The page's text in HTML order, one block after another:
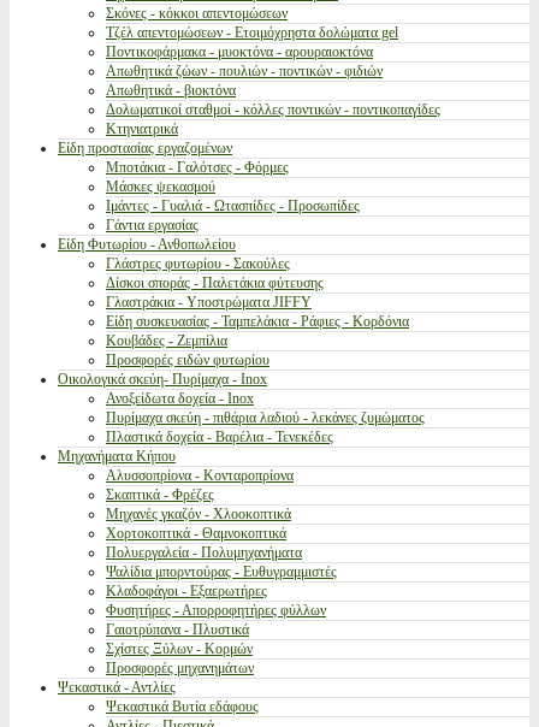
Σκόνες - κόκκοι απεντομώσεων
Τζέλ απεντομώσεων - Ετοιμόχρηστα δολώματα gel
Ποντικοφάρμακα - μυοκτόνα - αρουραιοκτόνα
Απωθητικά ζώων - πουλιών - ποντικών - φιδιών
Απωθητικά - βιοκτόνα
Δολωματικοί σταθμοί - κόλλες ποντικών - ποντικοπαγίδες
Κτηνιατρικά
Είδη προστασίας εργαζομένων
Μποτάκια - Γαλότσες - Φόρμες
Μάσκες ψεκασμού
Ιμάντες - Γυαλιά - Ωτασπίδες - Προσωπίδες
Γάντια εργασίας
Είδη Φυτωρίου - Ανθοπωλείου
Γλάστρες φυτωρίου - Σακούλες
Δίσκοι σποράς - Παλετάκια φύτευσης
Γλαστράκια - Υποστρώματα JIFFY
Είδη συσκευασίας - Ταμπελάκια - Ράφιες - Κορδόνια
Κουβάδες - Ζεμπίλια
Προσφορές ειδών φυτωρίου
Οικολογικά σκεύη- Πυρίμαχα - Inox
Ανοξείδωτα δοχεία - Inox
Πυρίμαχα σκεύη - πιθάρια λαδιού - λεκάνες ζυμώματος
Πλαστικά δοχεία - Βαρέλια - Τενεκέδες
Μηχανήματα Κήπου
Αλυσσοπρίονα - Κονταροπρίονα
Σκαπτικά - Φρέζες
Μηχανές γκαζόν - Χλοοκοπτικά
Χορτοκοπτικά - Θαμνοκοπτικά
Πολυεργαλεία - Πολυμηχανήματα
Ψαλίδια μπορντούρας - Ευθυγραμμιστές
Κλαδοφάγοι - Εξαερωτήρες
Φυσητήρες - Απορροφητήρες φύλλων
Γαιοτρύπανα - Πλυστικά
Σχίστες Ξύλων - Κορμών
Προσφορές μηχανημάτων
Ψεκαστικά - Αντλίες
Ψεκαστικά Βυτία εδάφους